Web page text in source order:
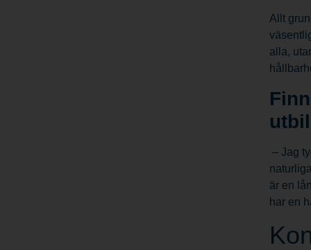
Allt
alla,
– Jag
är en
har en